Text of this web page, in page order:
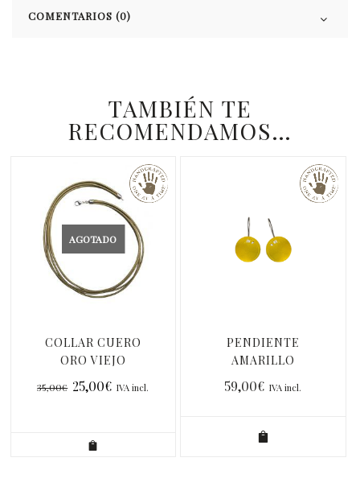
COMENTARIOS (0)
TAMBIÉN TE
RECOMENDAMOS…
AGOTADO
COLLAR CUERO
ORO VIEJO
35,00€ 25,00€ IVA incl.
PENDIENTE
AMARILLO
59,00€ IVA incl.